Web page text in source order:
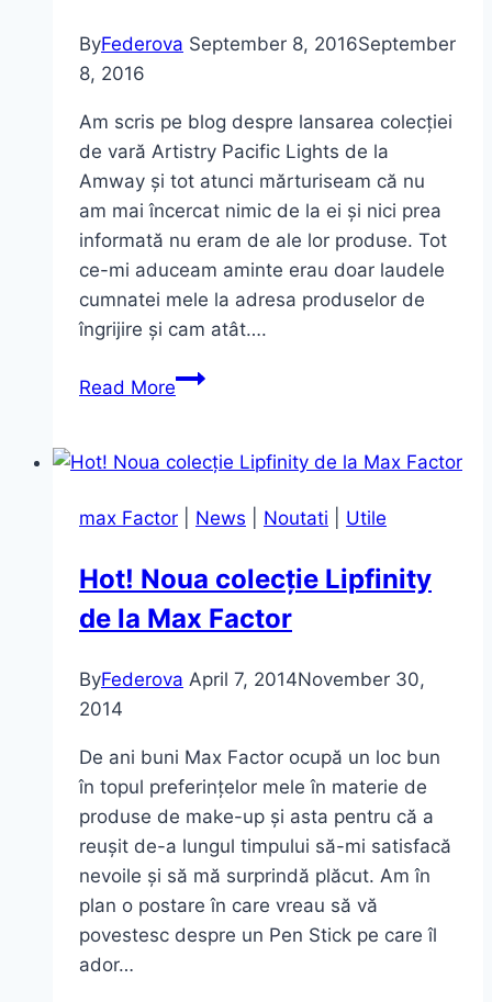
ByFederova September 8, 2016September
8, 2016
Am scris pe blog despre lansarea colecției
de vară Artistry Pacific Lights de la
Amway și tot atunci mărturiseam că nu
am mai încercat nimic de la ei și nici prea
informată nu eram de ale lor produse. Tot
ce-mi aduceam aminte erau doar laudele
cumnatei mele la adresa produselor de
îngrijire și cam atât….
Read MoreMachiaj
mele
de
up
de
Amway
max Factor News Noutati Utile
Hot! Noua colecție Lipfinity
de la Max Factor
ByFederova April 7, 2014November 30,
2014
De ani buni Max Factor ocupă un loc bun
în topul preferințelor mele în materie de
produse de make-up și asta pentru că a
reușit de-a lungul timpului să-mi satisfacă
nevoile și să mă surprindă plăcut. Am în
plan o postare în care vreau să vă
povestesc despre un Pen Stick pe care îl
ador…